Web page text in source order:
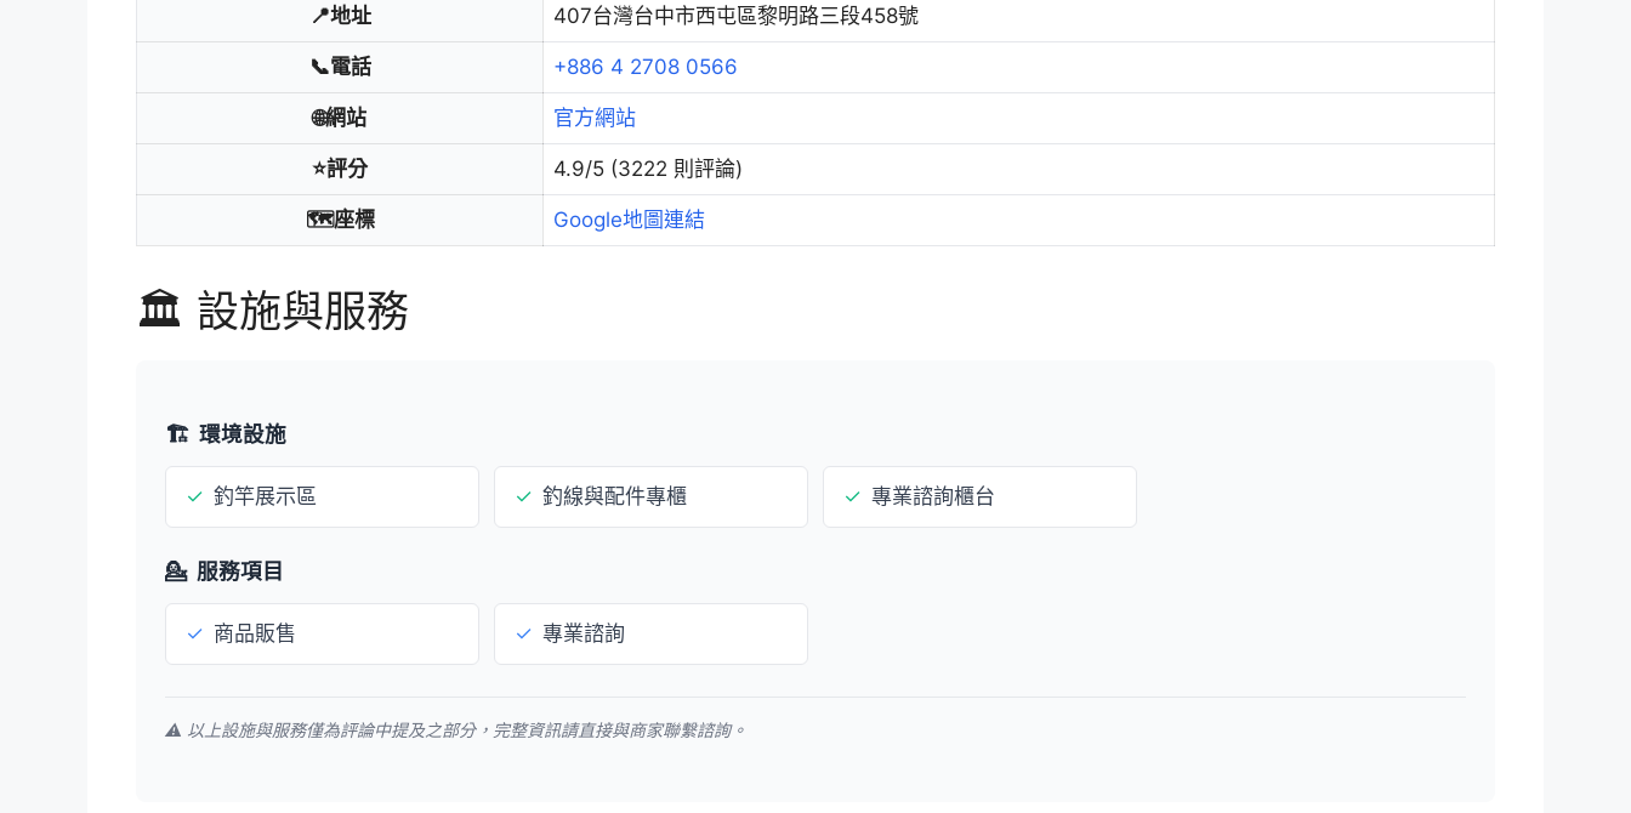
📍地址 407台灣台中市西屯區黎明路三段458號
📞電話 +886 4 2708 0566
🌐網站 官方網站
⭐評分 4.9/5 (3222 則評論)
🗺️座標 Google地圖連結
🏛️ 設施與服務
🏗️ 環境設施
✓ 釣竿展示區 ✓ 釣線與配件專櫃 ✓ 專業諮詢櫃台
💁 服務項目
✓ 商品販售 ✓ 專業諮詢
⚠️ 以上設施與服務僅為評論中提及之部分，完整資訊請直接與商家聯繫諮詢。